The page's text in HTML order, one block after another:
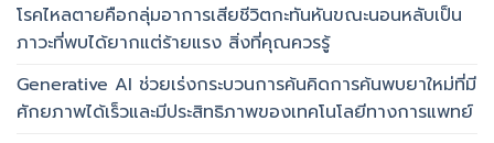
โรคไหลตายคือกลุ่มอาการเสียชีวิตกะทันหันขณะนอนหลับเป็น
ภาวะที่พบได้ยากแต่ร้ายแรง สิ่งที่คุณควรรู้
Generative AI ช่วยเร่งกระบวนการค้นคิดการค้นพบยาใหม่ที่มี
ศักยภาพได้เร็วและมีประสิทธิภาพของเทคโนโลยีทางการแพทย์